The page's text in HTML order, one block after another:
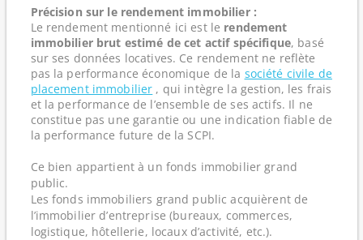
Précision sur le rendement immobilier :
Le rendement mentionné ici est le rendement
immobilier brut estimé de cet actif spécifique, basé
sur ses données locatives. Ce rendement ne reflète
pas la performance économique de la société civile de
placement immobilier , qui intègre la gestion, les frais
et la performance de l’ensemble de ses actifs. Il ne
constitue pas une garantie ou une indication fiable de
la performance future de la SCPI.
Ce bien appartient à un fonds immobilier grand
public.
Les fonds immobiliers grand public acquièrent de
l’immobilier d’entreprise (bureaux, commerces,
logistique, hôtellerie, locaux d’activité, etc.).